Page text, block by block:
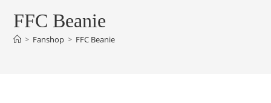
FFC Beanie
> Fanshop > FFC Beanie